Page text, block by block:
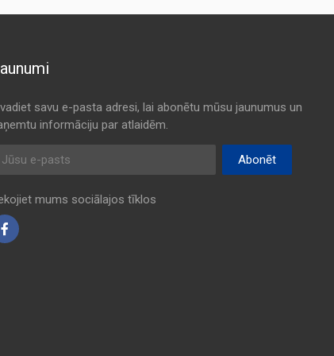
savu e-pasta adresi, lai abonētu mūsu jaunumus un
informāciju par atlaidēm.
pasta adrese
Abonēt
mums sociālajos tīklos